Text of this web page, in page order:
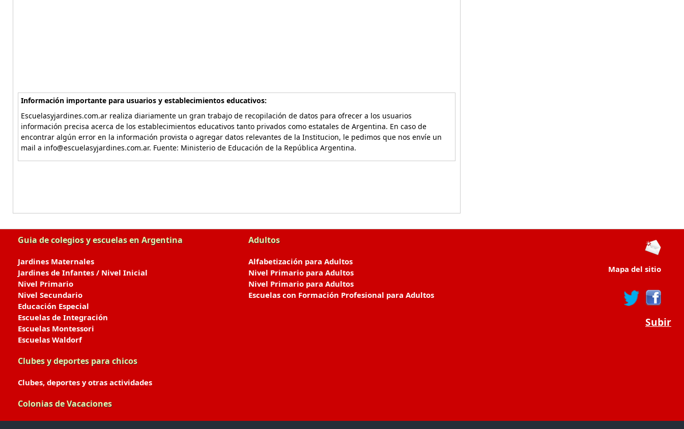
Información importante para usuarios y establecimientos educativos:
Escuelasyjardines.com.ar realiza diariamente un gran trabajo de recopilación de datos para ofrecer a los usuarios
información precisa acerca de los establecimientos educativos tanto privados como estatales de Argentina. En caso de
encontrar algún error en la información provista o agregar datos relevantes de la Institucion, le pedimos que nos envíe un
mail a info@escuelasyjardines.com.ar. Fuente: Ministerio de Educación de la República Argentina.
Guia de colegios y escuelas en Argentina
Jardines Maternales
Jardines de Infantes / Nivel Inicial
Nivel Primario
Nivel Secundario
Educación Especial
Escuelas de Integración
Escuelas Montessori
Escuelas Waldorf
Clubes y deportes para chicos
Clubes, deportes y otras actividades
Colonias de Vacaciones
Adultos
Alfabetización para Adultos
Nivel Primario para Adultos
Nivel Primario para Adultos
Escuelas con Formación Profesional para Adultos
Mapa del sitio
Subir